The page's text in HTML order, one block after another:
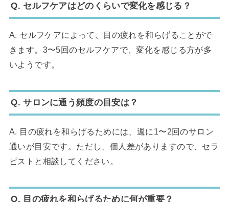
Q. セルフケアはどのくらいで変化を感じる？
A. セルフケアによって、目の疲れを和らげることがで
きます。3〜5回のセルフケアで、変化を感じる方が多
いようです。
Q. サロンに通う頻度の目安は？
A. 目の疲れを和らげるためには、週に1〜2回のサロン
通いが目安です。ただし、個人差がありますので、セラ
ピストと相談してください。
Q. 目の疲れを和らげるために何が重要？